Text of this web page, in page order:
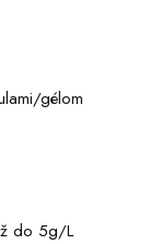
gélom
do 5g/L